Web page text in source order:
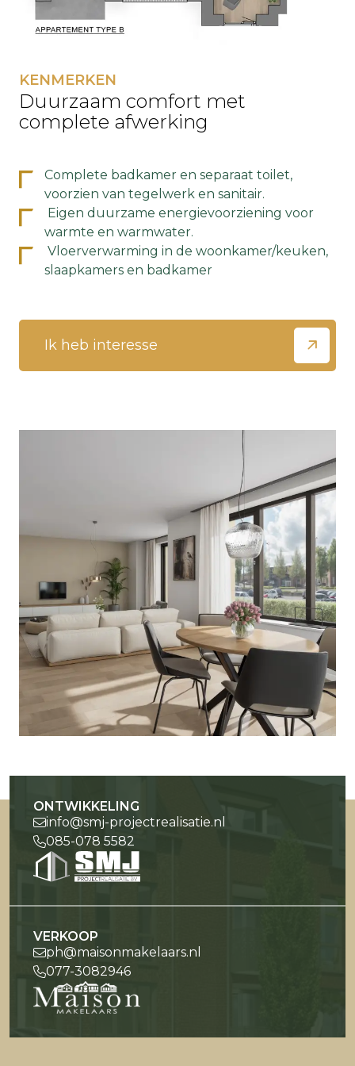
KENMERKEN
Duurzaam comfort met
complete afwerking
Complete badkamer en separaat toilet,
voorzien van tegelwerk en sanitair.
Eigen duurzame energievoorziening voor
warmte en warmwater.
Vloerverwarming in de woonkamer/keuken,
slaapkamers en badkamer
Ik heb interesse
ONTWIKKELING
info@smj-projectrealisatie.nl
085-078 5582
VERKOOP
ph@maisonmakelaars.nl
077-3082946